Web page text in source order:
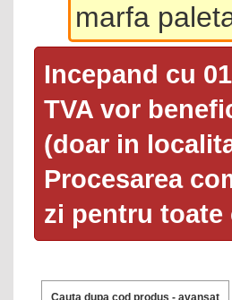
marfa
Incepand cu
TVA vor
(doar in
Procesarea
zi pentru